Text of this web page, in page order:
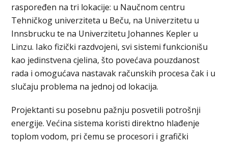
raspoređen na tri lokacije: u Naučnom centru
Tehničkog univerziteta u Beču, na Univerzitetu u
Innsbrucku te na Univerzitetu Johannes Kepler u
Linzu. Iako fizički razdvojeni, svi sistemi funkcionišu
kao jedinstvena cjelina, što povećava pouzdanost
rada i omogućava nastavak računskih procesa čak i u
slučaju problema na jednoj od lokacija.
Projektanti su posebnu pažnju posvetili potrošnji
energije. Većina sistema koristi direktno hlađenje
toplom vodom, pri čemu se procesori i grafički